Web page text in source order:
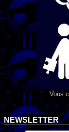
Vous
NEWSLETTER